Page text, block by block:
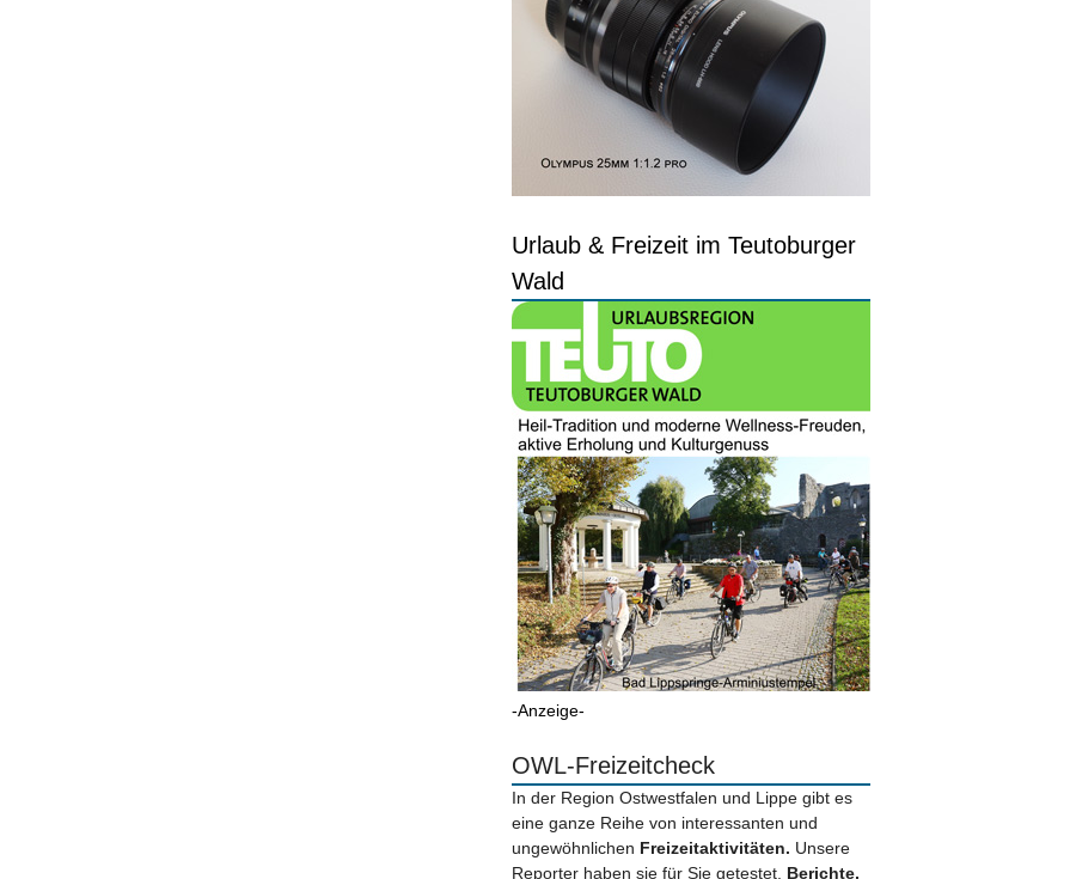
Urlaub & Freizeit im Teutoburger
Wald
-Anzeige-
OWL-Freizeitcheck
In der Region Ostwestfalen und Lippe gibt es
eine ganze Reihe von interessanten und
ungewöhnlichen Freizeitaktivitäten. Unsere
Reporter haben sie für Sie getestet. Berichte,